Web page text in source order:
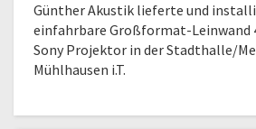
Günther Akustik lieferte und
einfahrbare Großformat-Leinwand
Sony Projektor in der Stadthalle/
Mühlhausen i.T.